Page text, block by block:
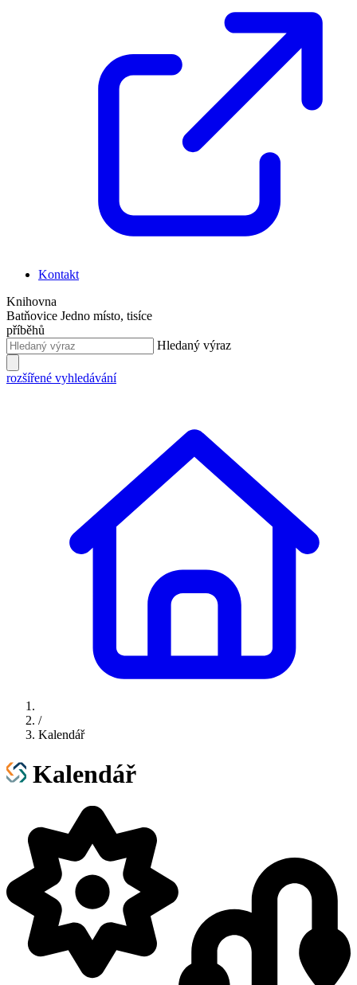
Kontakt
Knihovna
Batňovice Jedno místo, tisíce
příběhů
Hledaný výraz
rozšířené vyhledávání
/
Kalendář
Kalendář